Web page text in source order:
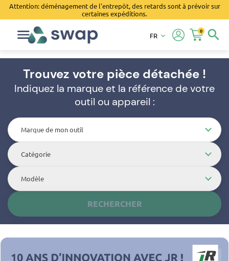
Attention: déménagement de l'entrepôt, des retards sont à prévoir sur
certaines expéditions.
search
0
FR keyboard_arrow_down
Trouvez votre pièce détachée !
Indiquez la marque et la référence de votre
outil ou appareil :
Marque de mon outil
Catégorie
Modèle
RECHERCHER